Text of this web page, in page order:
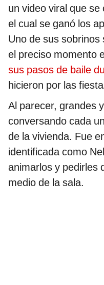
un video viral que se
el cual se ganó los
Uno de sus
el preciso momento
sus pasos de baile
hicieron por las
Al parecer, grandes
conversando cada
de la vivienda. Fue
identificada como
animarlos y pedirles
medio de la sala.